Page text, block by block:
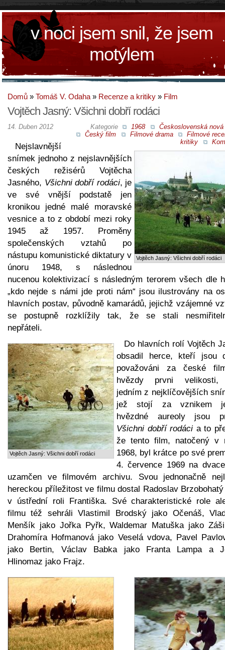
v noci jsem snil, že jsem
motýlem
Domů » Tomáš V. Odaha » Recenze a kritiky » Film
Vojtěch Jasný: Všichni dobří rodáci
Kategorie 1968
Československá nová
Český film
Filmové drama
Filmové
kritiky
14. Duben 2012
Vojtěch Jasný: Všichni dobří rodáci
Nejslavnější
snímek jednoho z nejslavnějších
českých režisérů Vojtěcha
Jasného, Všichni dobří rodáci, je
ve své vnější podstatě jen
kronikou jedné malé moravské
vesnice a to z období mezi roky
1945 až 1957. Proměny
společenských vztahů po
nástupu komunistické diktatury v
únoru 1948, s následnou
nucenou kolektivizací s následným terorem všech dle
„kdo nejde s námi jde proti nám“ jsou ilustrovány na
hlavních postav, původně kamarádů, jejichž vzájemné
se postupně rozklížily tak, že se stali
nepřáteli.
Vojtěch Jasný: Všichni dobří rodáci
Do hlavních rolí Vojtěch
obsadil herce, kteří jsou
považováni za české
hvězdy prvni velikosti,
jedním z nejklíčovějších
jež stojí za vznikem
hvězdné aureoly jsou
Všichni dobří rodáci a to
že tento film, natočený v
1968, byl krátce po své
4. července 1969 na
uzamčen ve filmovém archivu. Svou jednonačně
hereckou příležitost ve filmu dostal Radoslav
v ústřední roli Františka. Své charakteristické role
filmu též sehráli Vlastimil Brodský jako Očenáš,
Menšík jako Jořka Pyřk, Waldemar Matuška jako
Drahomíra Hofmanová jako Veselá vdova, Pavel
jako Bertin, Václav Babka jako Franta Lampa a
Hlinomaz jako Frajz.